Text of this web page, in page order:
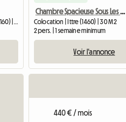
Colocation | Chapelle-lez-Herlaimont (7160) | 14 M2
Chambre Spacieuse Sous Les Toîts
Colocation | Ittre (1460) | 30 M2
2 pers. | 1 semaine minimum
Voir l'annonce
Accéder à l'annonce
440 € / mois